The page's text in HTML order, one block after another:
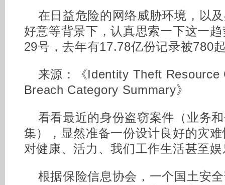
在日益危险的网络威胁环境，以
好意等背景下，认真思索一下这一
29号，去年有17.78亿份记录被780
来源：《Identity Theft Resource
Breach Category Summary》
看看最近的身份盗窃案件（业务
集），显然准备一份设计良好的灾
对健康、活力、我们工作生活甚至
根据保险信息协会，一个国土安